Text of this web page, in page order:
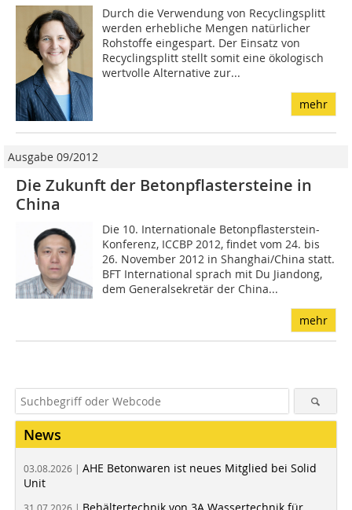
Durch die Verwendung von Recyclingsplitt
werden erhebliche Mengen natürlicher
Rohstoffe eingespart. Der Einsatz von
Recyclingsplitt stellt somit eine ökologisch
wertvolle Alternative zur...
mehr
Ausgabe 09/2012
Die Zukunft der Betonpflaster­­steine in
China
Die 10. Internationale Betonpflasterstein-
Konferenz, ICCBP 2012, findet vom 24. bis
26. November 2012 in Shanghai/China statt.
BFT International sprach mit Du Jiandong,
dem Generalsekretär der China...
mehr
News
03.08.2026 | AHE Betonwaren ist neues Mitglied bei Solid
Unit